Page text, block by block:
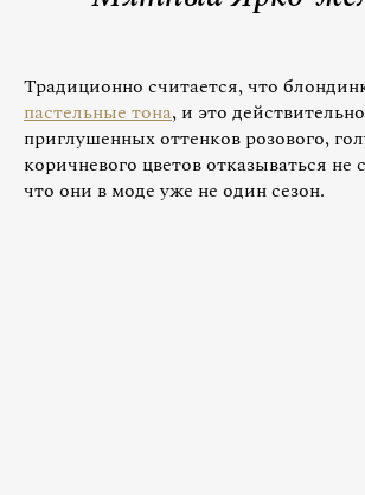
Традиционно считается, что
пастельные тона, и это
приглушенных оттенков розового,
коричневого цветов отказываться не
что они в моде уже не один сезон.